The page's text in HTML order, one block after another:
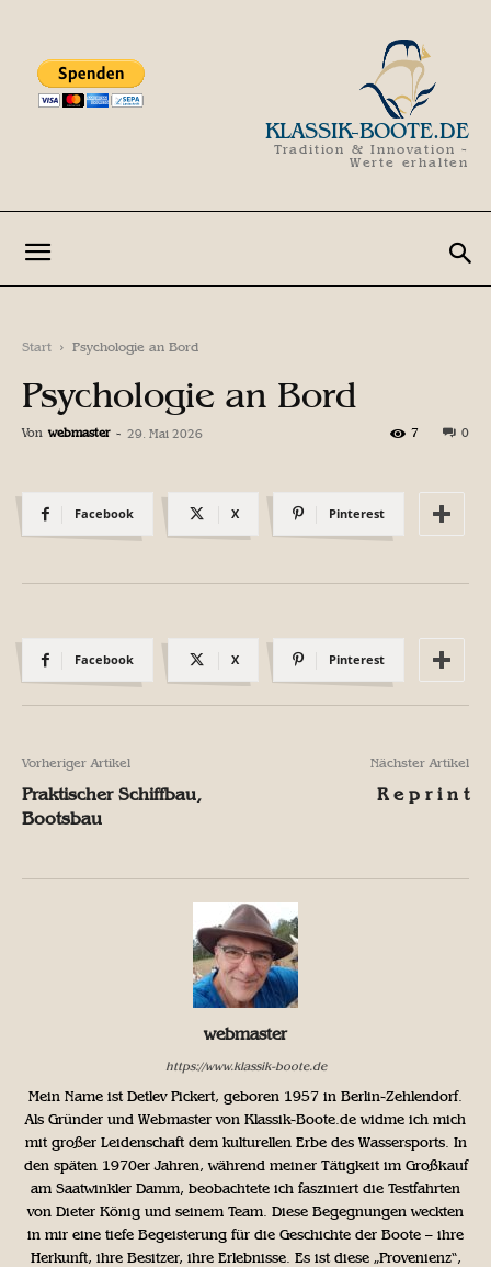
KLASSIK-BOOTE.DE
Tradition & Innovation -
Werte erhalten
Start Psychologie an Bord
Psychologie an Bord
Von webmaster - 29. Mai 2026 0
7
Facebook X Pinterest
Facebook X Pinterest
Vorheriger Artikel
Praktischer Schiffbau,
Bootsbau
Nächster Artikel
R e p r i n t
webmaster
https://www.klassik-boote.de
Mein Name ist Detlev Pickert, geboren 1957 in Berlin-Zehlendorf.
Als Gründer und Webmaster von Klassik-Boote.de widme ich mich
mit großer Leidenschaft dem kulturellen Erbe des Wassersports. In
den späten 1970er Jahren, während meiner Tätigkeit im Großkauf
am Saatwinkler Damm, beobachtete ich fasziniert die Testfahrten
von Dieter König und seinem Team. Diese Begegnungen weckten
in mir eine tiefe Begeisterung für die Geschichte der Boote – ihre
Herkunft, ihre Besitzer, ihre Erlebnisse. Es ist diese „Provenienz“,